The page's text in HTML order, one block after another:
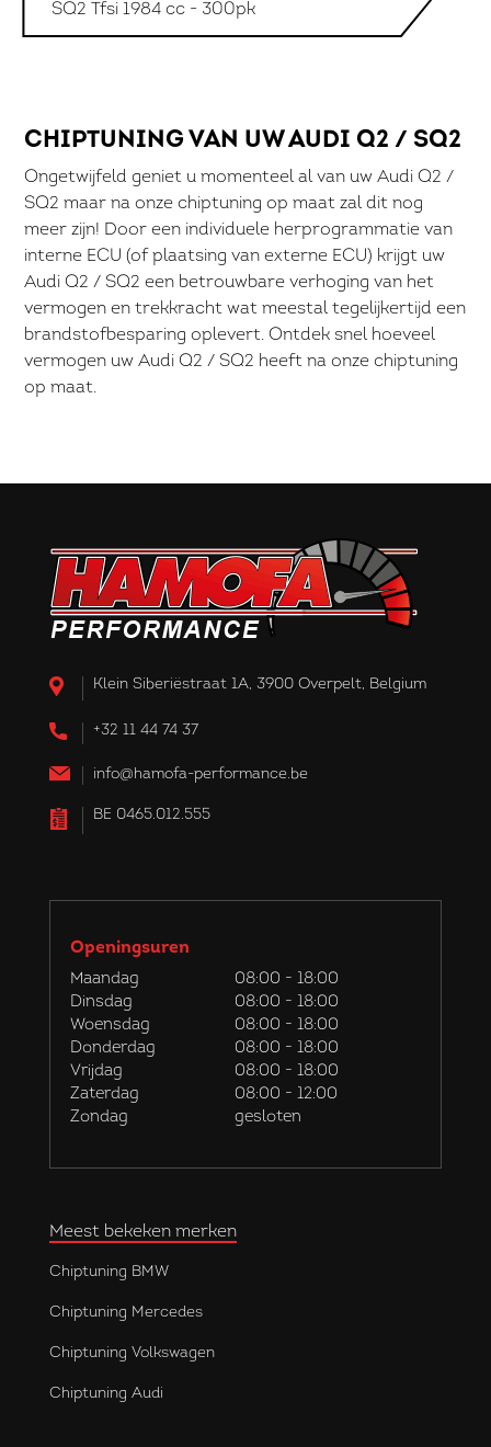
SQ2 Tfsi 1984 cc - 300pk
CHIPTUNING VAN UW AUDI Q2 / SQ2
Ongetwijfeld geniet u momenteel al van uw Audi Q2 /
SQ2 maar na onze chiptuning op maat zal dit nog
meer zijn! Door een individuele herprogrammatie van
interne ECU (of plaatsing van externe ECU) krijgt uw
Audi Q2 / SQ2 een betrouwbare verhoging van het
vermogen en trekkracht wat meestal tegelijkertijd een
brandstofbesparing oplevert. Ontdek snel hoeveel
vermogen uw Audi Q2 / SQ2 heeft na onze chiptuning
op maat.
Klein Siberiëstraat 1A, 3900 Overpelt, Belgium
+32 11 44 74 37
info@hamofa-performance.be
BE 0465.012.555
Openingsuren
Maandag
08:00 - 18:00
Dinsdag
08:00 - 18:00
Woensdag
08:00 - 18:00
Donderdag
08:00 - 18:00
Vrijdag
08:00 - 18:00
Zaterdag
08:00 - 12:00
Zondag
gesloten
Meest bekeken merken
Chiptuning BMW
Chiptuning Mercedes
Chiptuning Volkswagen
Chiptuning Audi